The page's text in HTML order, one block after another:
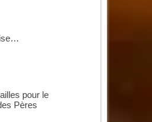
pour le
Pères